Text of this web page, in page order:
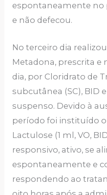
espontaneamente no
e não defecou.
No terceiro dia
Metadona, prescrita e
dia, por Cloridrato de
subcutânea (SC), BID
suspenso. Devido à
período foi instituído
Lactulose (1 ml, VO,
responsivo, ativo, se
espontaneamente e
respondendo ao